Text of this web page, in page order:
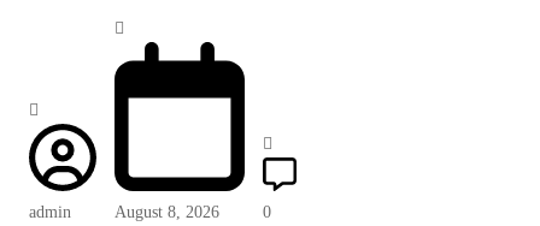
admin August 8, 2026 0